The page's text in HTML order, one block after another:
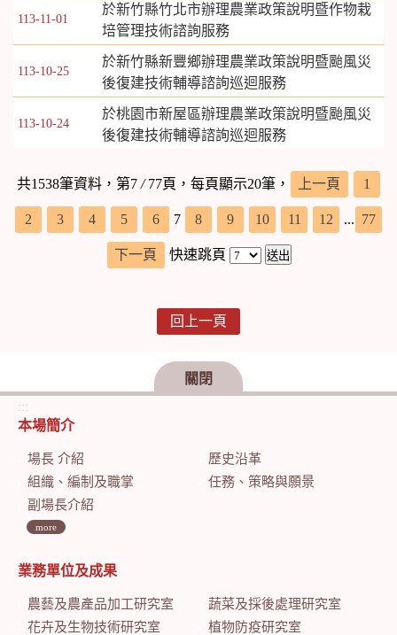
113-11-01
於新竹縣竹北市辦理農業政策說明暨作物栽
培管理技術諮詢服務
113-10-25
於新竹縣新豐鄉辦理農業政策說明暨颱風災
後復建技術輔導諮詢巡迴服務
113-10-24
於桃園市新屋區辦理農業政策說明暨颱風災
後復建技術輔導諮詢巡迴服務
共1538筆資料，第7/77頁，每頁顯示20筆， 上一頁 1
2 3 4 5 6 7 8 9 10 11 12 ... 77
下一頁 快速跳頁
回上一頁
關閉
:::
本場簡介
場長 介紹
歷史沿革
組織、編制及職掌
任務、策略與願景
副場長介紹
more
業務單位及成果
農藝及農產品加工研究室
蔬菜及採後處理研究室
花卉及生物技術研究室
植物防疫研究室